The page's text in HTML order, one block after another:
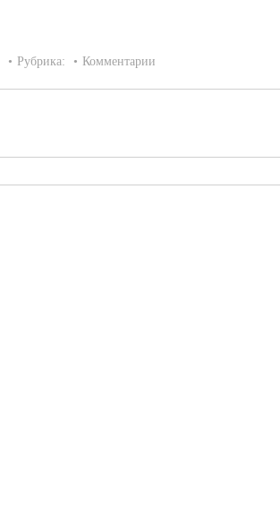
Рубрика: Комментарии